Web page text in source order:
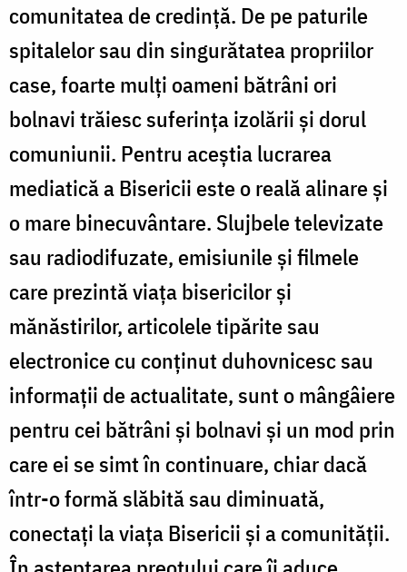
comunitatea de credință. De pe paturile
spitalelor sau din singurătatea propriilor
case, foarte mulți oameni bătrâni ori
bolnavi trăiesc suferința izolării și dorul
comuniunii. Pentru aceștia lucrarea
mediatică a Bisericii este o reală alinare și
o mare binecuvântare. Slujbele televizate
sau radiodifuzate, emisiunile și filmele
care prezintă viața bisericilor și
mănăstirilor, articolele tipărite sau
electronice cu conținut duhovnicesc sau
informații de actualitate, sunt o mângâiere
pentru cei bătrâni și bolnavi și un mod prin
care ei se simt în continuare, chiar dacă
într-o formă slăbită sau diminuată,
conectați la viața Bisericii și a comunității.